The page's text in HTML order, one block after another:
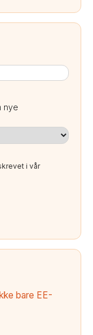
nye
i vår
bare EE-